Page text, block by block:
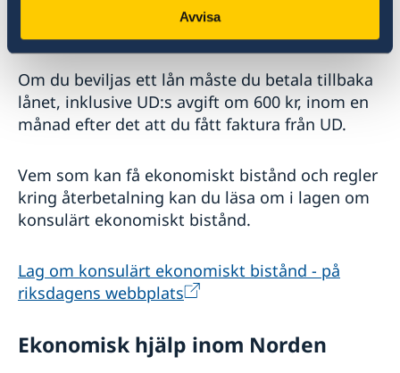
Avvisa
Sverige (till exempel ha en returbiljett,
försäkring och tillräckligt med pengar med dig).
Om du beviljas ett lån måste du betala tillbaka
lånet, inklusive UD:s avgift om 600 kr, inom en
månad efter det att du fått faktura från UD.
Vem som kan få ekonomiskt bistånd och regler
kring återbetalning kan du läsa om i lagen om
konsulärt ekonomiskt bistånd.
Lag om konsulärt ekonomiskt bistånd - på
riksdagens webbplats
Ekonomisk hjälp inom Norden